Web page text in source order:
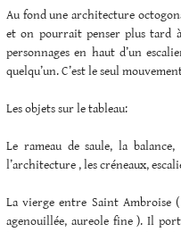
Au fond une architecture
et on pourrait penser plus tard à
personnages en haut d’un
quelqu’un. C’est le seul
Les objets sur le tableau:
Le rameau de saule, la
l’architecture , les créneaux,
La vierge entre Saint Ambroise
agenouillée, aureole fine ). Il